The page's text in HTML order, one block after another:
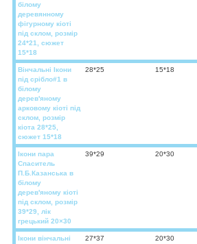
білому
деревянному
фігурному кіоті
під склом, розмір
24*21, сюжет
15*18
Вінчальні Ікони
під срібло#1 в
білому
дерев'яному
арковому кіоті під
склом, розмір
кіота 28*25,
сюжет 15*18
28*25 15*18
Ікони пара
Спаситель
П.Б.Казанська в
білому
дерев'яному кіоті
під склом, розмір
39*29, лік
грецький 20×30
39*29 20*30
Ікони вінчальні
27*37 20*30